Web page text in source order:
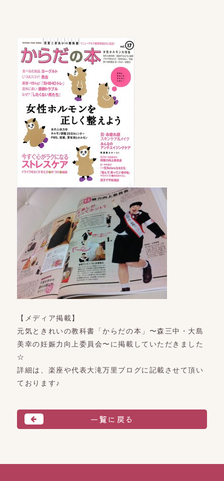
【メディア掲載】
元気ときれいの教科書「からだの本」〜森三中・大島
美幸の妊娠力向上委員会〜に掲載していただきました
☆
詳細は、楽座や代表大滝万里ブログに記載させて頂い
ております♪
一覧に戻る